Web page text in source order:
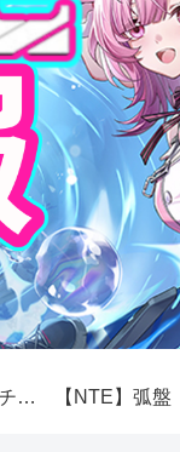
【NTE】キャラガチャ（スカボロー市場）システム解説